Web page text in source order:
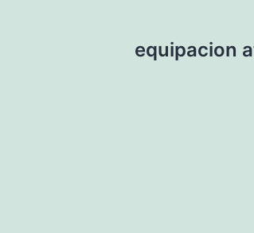
equipacion